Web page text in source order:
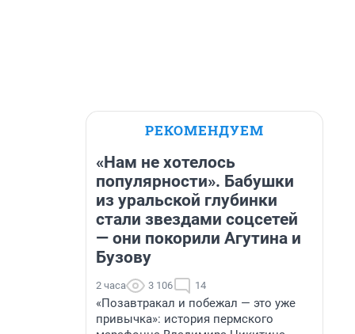
РЕКОМЕНДУЕМ
«Нам не хотелось
популярности». Бабушки
из уральской глубинки
стали звездами соцсетей
— они покорили Агутина и
Бузову
2 часа 3 106 14
«Позавтракал и побежал — это уже
привычка»: история пермского